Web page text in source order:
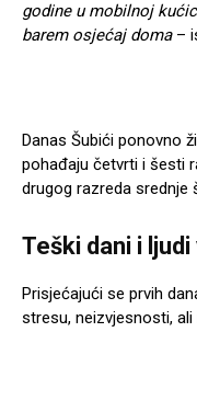
godine u mobilnoj
barem osjećaj doma–
Danas Šubići ponovno
pohađaju četvrti i šesti
drugog razreda srednje
Teški dani i
Prisjećajući se prvih
stresu, neizvjesnosti,